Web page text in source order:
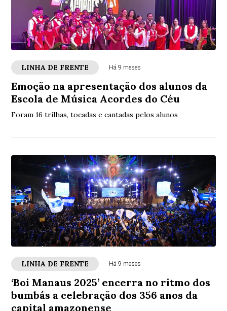
LINHA DE FRENTE Há 9 meses
Emoção na apresentação dos alunos da
Escola de Música Acordes do Céu
Foram 16 trilhas, tocadas e cantadas pelos alunos
LINHA DE FRENTE Há 9 meses
‘Boi Manaus 2025’ encerra no ritmo dos
bumbás a celebração dos 356 anos da
capital amazonense